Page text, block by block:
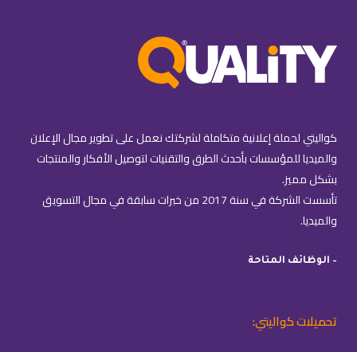
كواليتي لحملة إعلانية متكاملة لشركتك نعمل على تطوير مجال الإعلان
والميديا للمؤسسات بأحدث الطرق والتقنيات لتوصيل الأفكار والمنتجات
بشكل مميز.
تأسست الشركة في سنة 2017 من خبرات سابقة في مجال التسويق
والميديا.
– الوظائف المتاحة
تحميلات كواليتي: